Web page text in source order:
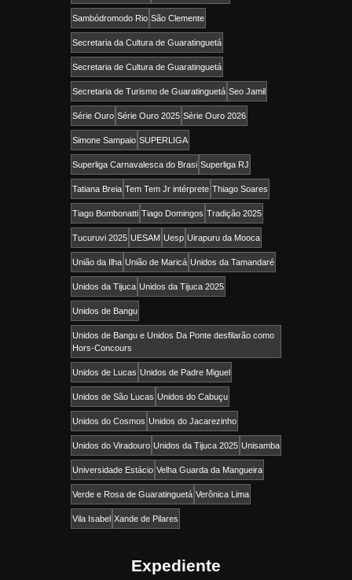
Sambódromodo Rio São Clemente
Secretaria da Cultura de Guaratinguetá
Secretaria de Cultura de Guaratinguetá
Secretaria de Turismo de Guaratinguetá Seo Jamil
Série Ouro Série Ouro 2025 Série Ouro 2026
Simone Sampaio SUPERLIGA
Superliga Carnavalesca do Brasi Superliga RJ
Tatiana Breia Tem Tem Jr intérprete Thiago Soares
Tiago Bombonatti Tiago Domingos Tradição 2025
Tucuruvi 2025 UESAM Uesp Uirapuru da Mooca
União da Ilha União de Maricá Unidos da Tamandaré
Unidos da Tijuca Unidos da Tijuca 2025
Unidos de Bangu
Unidos de Bangu e Unidos Da Ponte desfilarão como
Hors-Concours
Unidos de Lucas Unidos de Padre Miguel
Unidos de São Lucas Unidos do Cabuçu
Unidos do Cosmos Unidos do Jacarezinho
Unidos do Viradouro Unidos da Tijuca 2025 Unisamba
Universidade Estácio Velha Guarda da Mangueira
Verde e Rosa de Guaratinguetá Verônica Lima
Vila Isabel Xande de Pilares
Expediente